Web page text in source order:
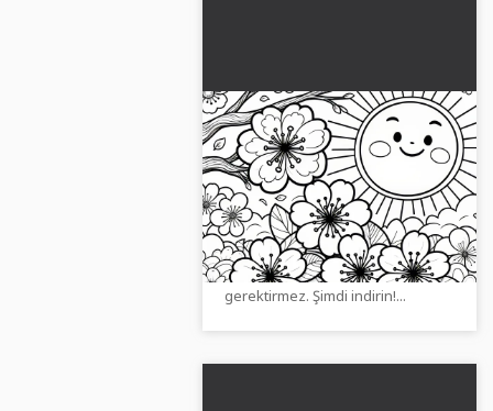
Kiraz çiçekleri ve güneş:
Çocuklar için boyama
sayfası (Ücretsiz)
Çocuklar için kiraz çiçekleri ve
güneşle hazırlanmış ücretsiz
boyama sayfasını keşfedin.
Boyamak için ideal ve kayıt
gerektirmez. Şimdi indirin!...